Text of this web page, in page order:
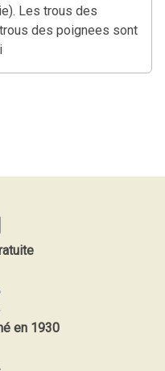
Les trous des
des poignees sont
en 1930